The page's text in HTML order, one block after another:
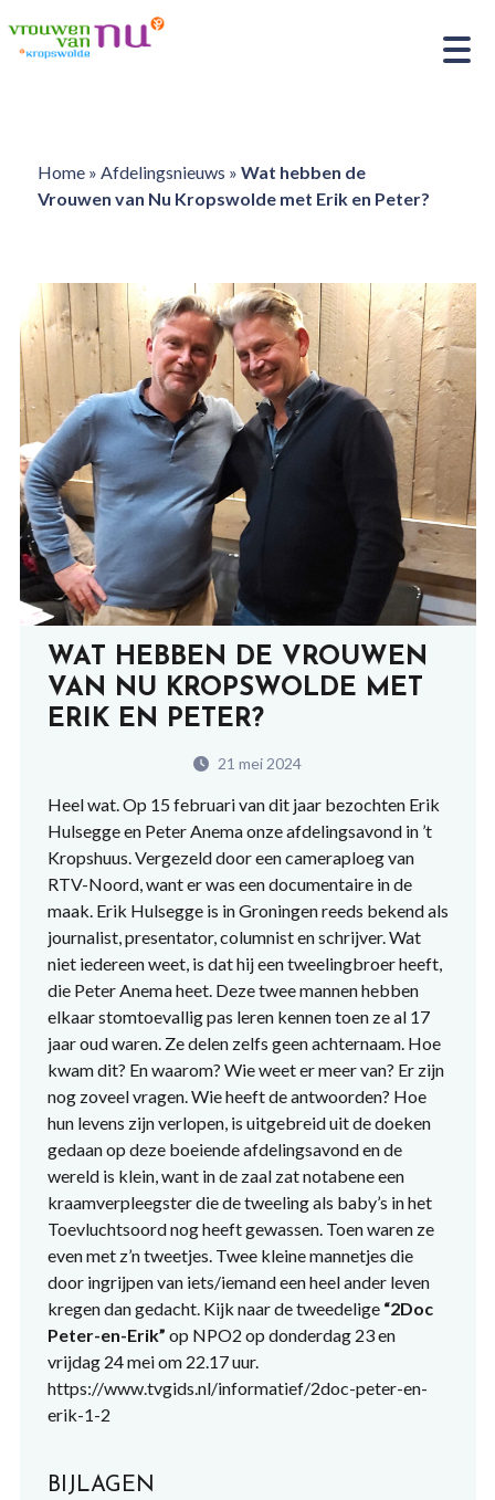
Home» Afdelingsnieuws » Wat hebben de
Vrouwen van Nu Kropswolde met Erik en Peter?
WAT HEBBEN DE VROUWEN
VAN NU KROPSWOLDE MET
ERIK EN PETER?
21 mei 2024
Heel wat. Op 15 februari van dit jaar bezochten Erik
Hulsegge en Peter Anema onze afdelingsavond in ’t
Kropshuus. Vergezeld door een cameraploeg van
RTV-Noord, want er was een documentaire in de
maak. Erik Hulsegge is in Groningen reeds bekend als
journalist, presentator, columnist en schrijver. Wat
niet iedereen weet, is dat hij een tweelingbroer heeft,
die Peter Anema heet. Deze twee mannen hebben
elkaar stomtoevallig pas leren kennen toen ze al 17
jaar oud waren. Ze delen zelfs geen achternaam. Hoe
kwam dit? En waarom? Wie weet er meer van? Er zijn
nog zoveel vragen. Wie heeft de antwoorden? Hoe
hun levens zijn verlopen, is uitgebreid uit de doeken
gedaan op deze boeiende afdelingsavond en de
wereld is klein, want in de zaal zat notabene een
kraamverpleegster die de tweeling als baby’s in het
Toevluchtsoord nog heeft gewassen. Toen waren ze
even met z’n tweetjes. Twee kleine mannetjes die
door ingrijpen van iets/iemand een heel ander leven
kregen dan gedacht. Kijk naar de tweedelige “2Doc
Peter-en-Erik” op NPO2 op donderdag 23 en
vrijdag 24 mei om 22.17 uur.
https://www.tvgids.nl/informatief/2doc-peter-en-
erik-1-2
BIJLAGEN